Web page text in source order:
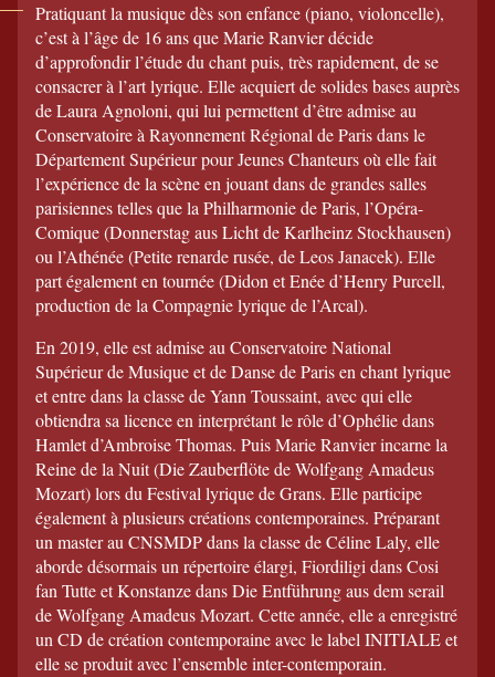
Pratiquant la musique dès son enfance (piano, violoncelle),
c’est à l’âge de 16 ans que Marie Ranvier décide
d’approfondir l’étude du chant puis, très rapidement, de se
consacrer à l’art lyrique. Elle acquiert de solides bases auprès
de Laura Agnoloni, qui lui permettent d’être admise au
Conservatoire à Rayonnement Régional de Paris dans le
Département Supérieur pour Jeunes Chanteurs où elle fait
l’expérience de la scène en jouant dans de grandes salles
parisiennes telles que la Philharmonie de Paris, l’Opéra-
Comique (Donnerstag aus Licht de Karlheinz Stockhausen)
ou l’Athénée (Petite renarde rusée, de Leos Janacek). Elle
part également en tournée (Didon et Enée d’Henry Purcell,
production de la Compagnie lyrique de l’Arcal).
En 2019, elle est admise au Conservatoire National
Supérieur de Musique et de Danse de Paris en chant lyrique
et entre dans la classe de Yann Toussaint, avec qui elle
obtiendra sa licence en interprétant le rôle d’Ophélie dans
Hamlet d’Ambroise Thomas. Puis Marie Ranvier incarne la
Reine de la Nuit (Die Zauberflöte de Wolfgang Amadeus
Mozart) lors du Festival lyrique de Grans. Elle participe
également à plusieurs créations contemporaines. Préparant
un master au CNSMDP dans la classe de Céline Laly, elle
aborde désormais un répertoire élargi, Fiordiligi dans Cosi
fan Tutte et Konstanze dans Die Entführung aus dem serail
de Wolfgang Amadeus Mozart. Cette année, elle a enregistré
un CD de création contemporaine avec le label INITIALE et
elle se produit avec l’ensemble inter-contemporain.